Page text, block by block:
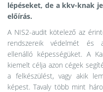
lépéseket, de a kkv-knak
előírás.
A NIS2-audit kötelező az
rendszereik védelmét és
ellenálló képességüket. A
kiemelt célja azon cégek
a felkészülést, vagy akik
képest. Tavaly több mint